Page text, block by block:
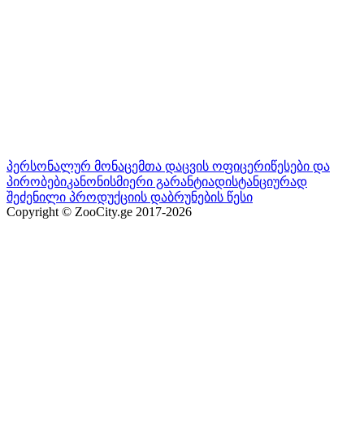
პერსონალურ მონაცემთა დაცვის ოფიცერიწესები და
პირობებიკანონისმიერი გარანტიადისტანციურად
შეძენილი პროდუქციის დაბრუნების წესი
Copyright © ZooCity.ge 2017-2026